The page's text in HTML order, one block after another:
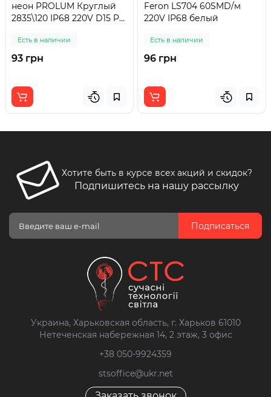
неон PROLUM Круглый
2835\120 IP68 220V D15 PL-
NEON
Есть в наличии
93 грн
Feron LS704 60SMD/м
220V IP68 белый
Есть в наличии
96 грн
Хотите быть в курсе всех акций и скидок?
Подпишитесь на нашу рассылку
Подписаться
Украина, Харьковская область, г. Харьков 61010
Нетеченская набережная 14, 2 этаж, 3 офис
+38 050-9924359
stsoffice@ukr.net